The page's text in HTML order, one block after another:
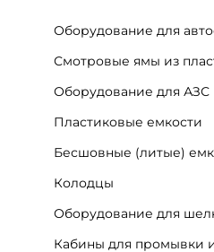
Оборудование для
Смотровые ямы из
Оборудование для АЗС
Пластиковые емкости
Бесшовные (литые)
Колодцы
Оборудование для
Кабины для промывки